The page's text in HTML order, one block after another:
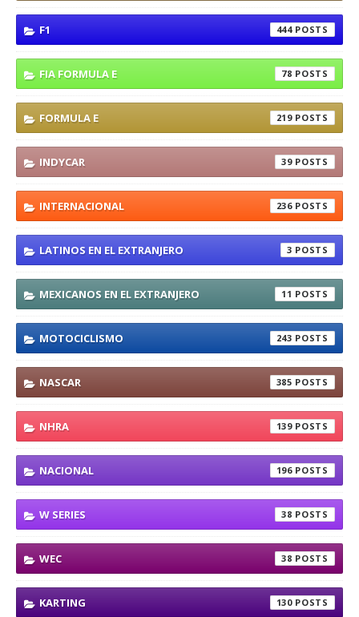
F1 444
FIA FORMULA E 78
FORMULA E 219
INDYCAR 39
INTERNACIONAL 236
LATINOS EN EL EXTRANJERO 3
MEXICANOS EN EL EXTRANJERO 11
MOTOCICLISMO 243
NASCAR 385
NHRA 139
NACIONAL 196
W SERIES 38
WEC 38
KARTING 130